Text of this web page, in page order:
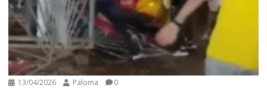
13/04/2026 Paloma 0